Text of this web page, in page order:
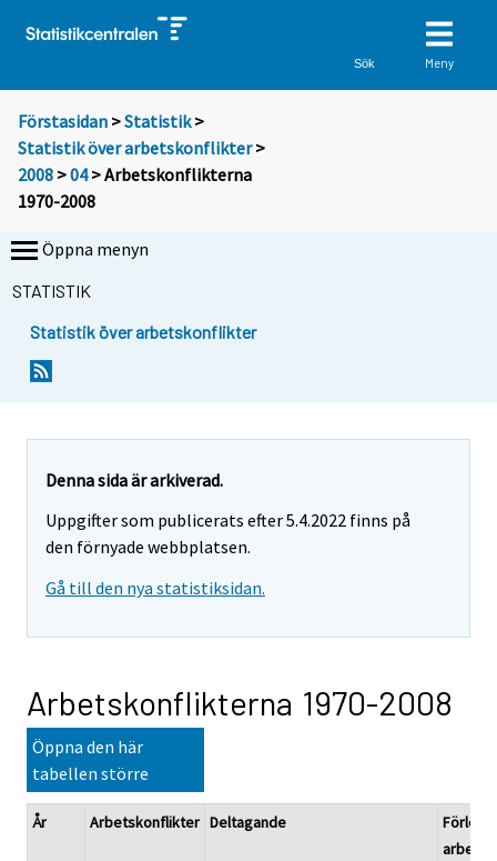
Sök Meny
Förstasidan >Statistik >
Statistik över arbetskonflikter>
2008 >04> Arbetskonflikterna
1970-2008
Öppna menyn
STATISTIK
Statistik över arbetskonflikter
Denna sida är arkiverad.
Uppgifter som publicerats efter 5.4.2022 finns på
den förnyade webbplatsen.
Gå till den nya statistiksidan.
Arbetskonflikterna 1970-2008
Öppna den här
tabellen större
År Arbetskonflikter Deltagande